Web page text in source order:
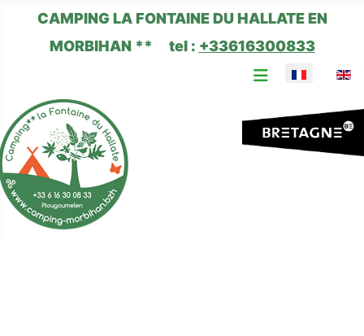
CAMPING LA FONTAINE DU HALLATE EN
MORBIHAN ** tel : +33616300833